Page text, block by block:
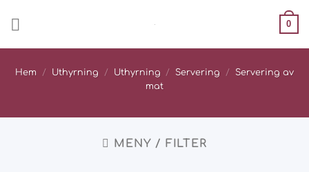
0
Hem / Uthyrning / Uthyrning / Servering /
Servering av
mat
MENY / FILTER